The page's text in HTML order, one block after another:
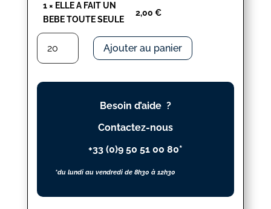
1× ELLE A FAIT UN
BEBE TOUTE SEULE
2,00 €
quantité
ELLE
A
Ajouter au panier
Besoin d’aide ?
Contactez-nous
+33 (0)9 50 51 00 80*
*du lundi au vendredi de 8h30 à 12h30